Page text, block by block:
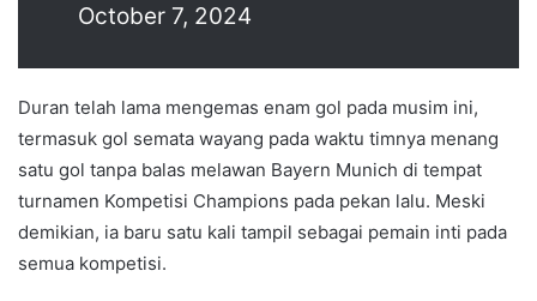
October 7, 2024
Duran telah lama mengemas enam gol pada musim ini,
termasuk gol semata wayang pada waktu timnya menang
satu gol tanpa balas melawan Bayern Munich di tempat
turnamen Kompetisi Champions pada pekan lalu. Meski
demikian, ia baru satu kali tampil sebagai pemain inti pada
semua kompetisi.